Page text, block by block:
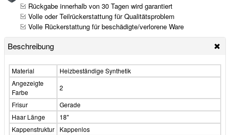
Rückgabe innerhalb von 30 Tagen wird garantiert
Volle oder Teilrückerstattung für Qualitätsproblem
Volle Rückerstattung für beschädigte/verlorene Ware
Beschreibung
Material
Heizbeständige Synthetik
Angezeigte
Farbe
2
Frisur
Gerade
Haar Länge
18"
Kappenstruktur
Kappenlos